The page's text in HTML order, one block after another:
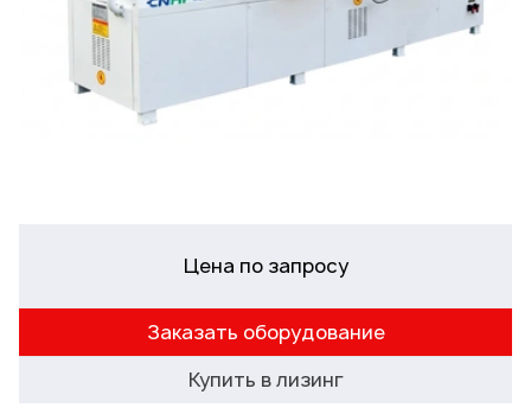
Цена по запросу
Заказать оборудование
Купить в лизинг